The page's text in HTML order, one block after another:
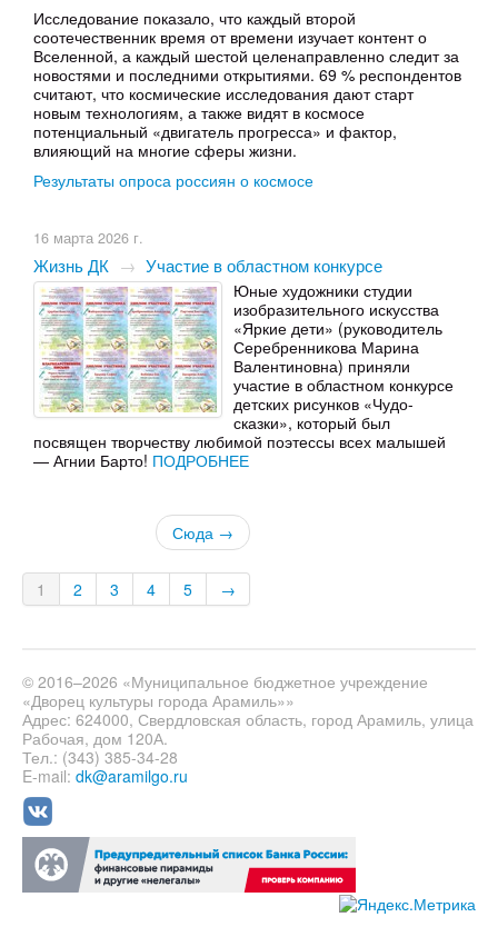
Исследование показало, что каждый второй
соотечественник время от времени изучает контент о
Вселенной, а каждый шестой целенаправленно следит за
новостями и последними открытиями. 69 % респондентов
считают, что космические исследования дают старт
новым технологиям, а также видят в космосе
потенциальный «двигатель прогресса» и фактор,
влияющий на многие сферы жизни.
Результаты опроса россиян о космосе
16 марта 2026 г.
Жизнь ДК → Участие в областном конкурсе
Юные художники студии
изобразительного искусства
«Яркие дети» (руководитель
Серебренникова Марина
Валентиновна) приняли
участие в областном конкурсе
детских рисунков «Чудо-
сказки», который был
посвящен творчеству любимой поэтессы всех малышей
— Агнии Барто! ПОДРОБНЕЕ
Сюда →
1 2 3 4 5 →
© 2016–2026 «Муниципальное бюджетное учреждение
«Дворец культуры города Арамиль»»
Адрес: 624000, Свердловская область, город Арамиль, улица
Рабочая, дом 120А.
Тел.: (343) 385-34-28
E-mail: dk@aramilgo.ru